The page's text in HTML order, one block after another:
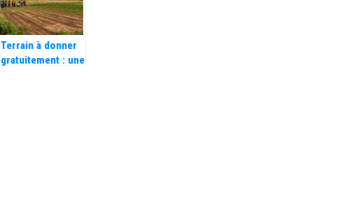
Terrain à donner
gratuitement : une